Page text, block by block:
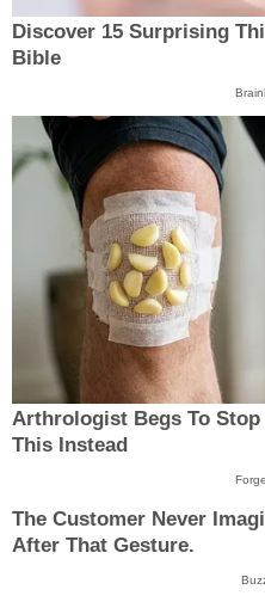
Discover 15 Surprising
Bible
Arthrologist Begs To
This Instead
The Customer Never
After That Gesture.